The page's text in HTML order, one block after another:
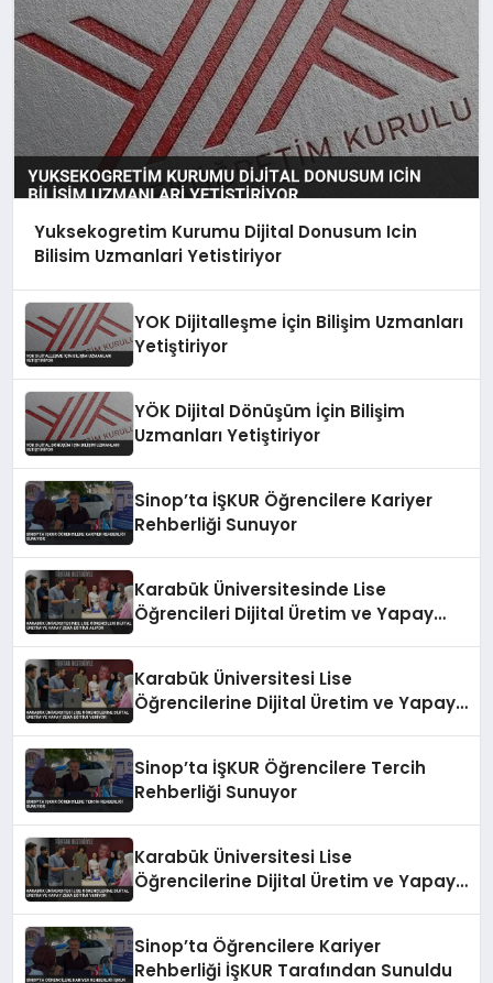
Yuksekogretim Kurumu Dijital Donusum Icin
Bilisim Uzmanlari Yetistiriyor
YOK Dijitalleşme İçin Bilişim Uzmanları
Yetiştiriyor
YÖK Dijital Dönüşüm İçin Bilişim
Uzmanları Yetiştiriyor
Sinop’ta İŞKUR Öğrencilere Kariyer
Rehberliği Sunuyor
Karabük Üniversitesinde Lise
Öğrencileri Dijital Üretim ve Yapay
Karabük Üniversitesi Lise
Öğrencilerine Dijital Üretim ve Yapay
Sinop’ta İŞKUR Öğrencilere Tercih
Rehberliği Sunuyor
Karabük Üniversitesi Lise
Öğrencilerine Dijital Üretim ve Yapay
Sinop’ta Öğrencilere Kariyer
Rehberliği İŞKUR Tarafından Sunuldu